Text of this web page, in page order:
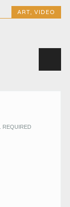
ART,VIDEO
REQUIRED